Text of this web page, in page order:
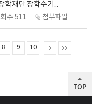
[교외장학] 제3회 (재)김해시미래인재장학재단 장학수기 공모전
수 511 첨부파일
8 9 10
TOP